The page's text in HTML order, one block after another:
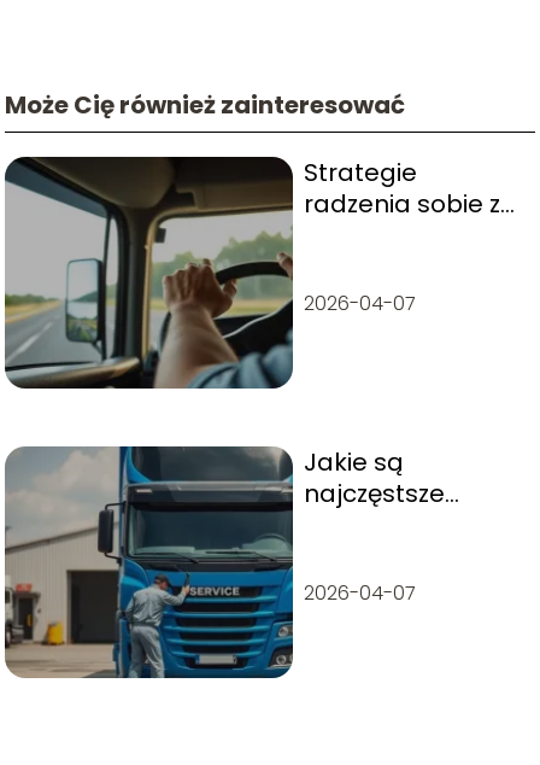
Może Cię również zainteresować
Strategie
radzenia sobie ze
porady dla
2026-04-07
Jakie są
najczęstsze
im zapobiegać?
2026-04-07